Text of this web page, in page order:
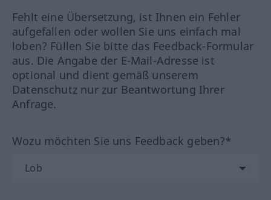
Fehlt eine Übersetzung, ist Ihnen ein Fehler
aufgefallen oder wollen Sie uns einfach mal
loben? Füllen Sie bitte das Feedback-Formular
aus. Die Angabe der E-Mail-Adresse ist
optional und dient gemäß unserem
Datenschutz nur zur Beantwortung Ihrer
Anfrage.
Wozu möchten Sie uns Feedback geben?*